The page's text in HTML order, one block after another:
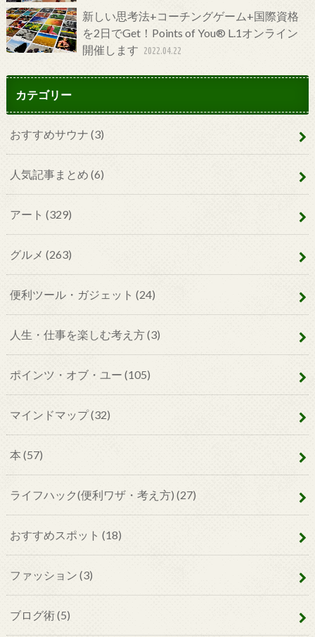
新しい思考法+コーチングゲーム+国際資格
を2日でGet！Points of You® L.1オンライン
開催します 2022.04.22
カテゴリー
おすすめサウナ (3)
人気記事まとめ (6)
アート (329)
グルメ (263)
便利ツール・ガジェット (24)
人生・仕事を楽しむ考え方(3)
ポインツ・オブ・ユー (105)
マインドマップ(32)
本 (57)
ライフハック(便利ワザ・考え方) (27)
おすすめスポット (18)
ファッション (3)
ブログ術(5)